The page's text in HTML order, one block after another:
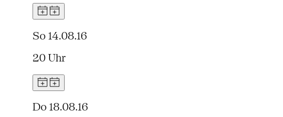
So 14.08.16
20 Uhr
Do 18.08.16